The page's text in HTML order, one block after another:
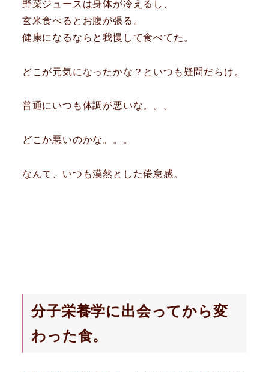
野菜ジュースは身体が冷えるし、
玄米食べるとお腹が張る。
健康になるならと我慢して食べてた。
どこが元気になったかな？といつも疑問だらけ。
普通にいつも体調が悪いな。。。
どこか悪いのかな。。。
なんて、いつも漠然とした倦怠感。
分子栄養学に出会ってから変
わった食。